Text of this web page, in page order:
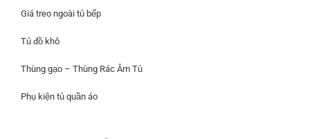
Giá treo ngoài tủ bếp
Tủ đồ khô
Thùng gạo – Thùng Rác Âm Tủ
Phụ kiện tủ quần áo